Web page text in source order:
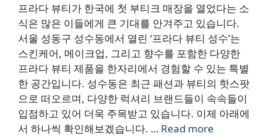
프라다 뷰티가 한국에 첫 부티크 매장을 열었다는 소
식은 많은 이들에게 큰 기대를 안겨주고 있습니다.
서울 성동구 성수동에서 열린 ‘프라다 뷰티 성수’는
스킨케어, 메이크업, 그리고 향수를 포함한 다양한
프라다 뷰티 제품을 한자리에서 경험할 수 있는 특별
한 공간입니다. 성수동은 최근 패션과 뷰티의 핫스팟
으로 떠오르며, 다양한 럭셔리 브랜드들이 속속들이
입점하고 있어 더욱 주목받고 있습니다. 이제 아래에
서 하나씩 확인해보겠습니다. … Read more